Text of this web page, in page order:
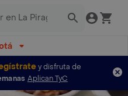
y disfruta de
Aplican TyC